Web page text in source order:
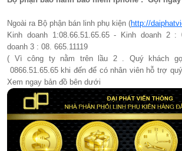
Ngoài ra Bộ phận bán linh phụ kiện (http://
Kinh doanh 1:08.66.51.65.65 - Kinh doanh 2 :
doanh 3 : 08. 665.11119
( Vì công ty nằm trên lầu 2 . Quý khách gọi
0866.51.65.65 khi đến để có nhân viên hỗ trợ
Xem ngay bản đồ bên dưới